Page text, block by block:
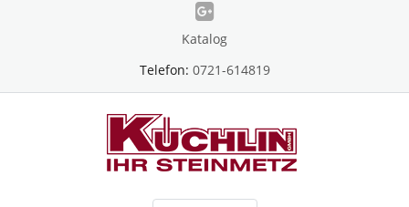
Katalog
Telefon: 0721-614819